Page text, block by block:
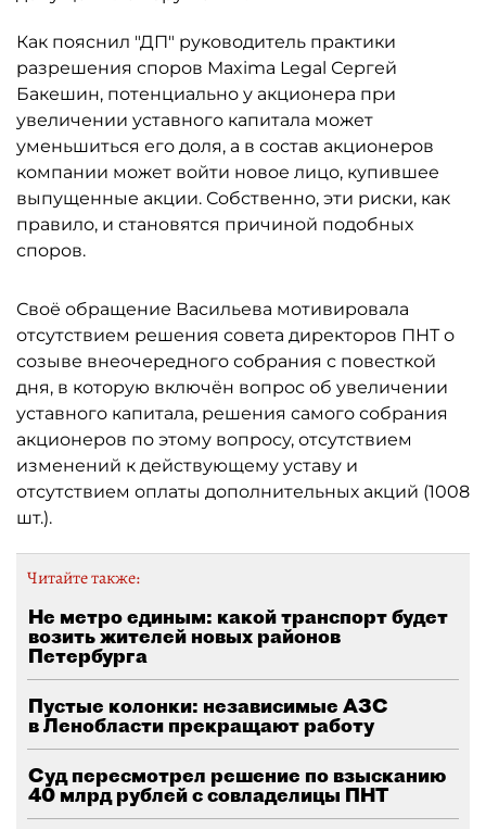
Как пояснил "ДП" руководитель практики
разрешения споров Maxima Legal Сергей
Бакешин, потенциально у акционера при
увеличении уставного капитала может
уменьшиться его доля, а в состав акционеров
компании может войти новое лицо, купившее
выпущенные акции. Собственно, эти риски, как
правило, и становятся причиной подобных
споров.
Своё обращение Васильева мотивировала
отсутствием решения совета директоров ПНТ о
созыве внеочередного собрания с повесткой
дня, в которую включён вопрос об увеличении
уставного капитала, решения самого собрания
акционеров по этому вопросу, отсутствием
изменений к действующему уставу и
отсутствием оплаты дополнительных акций (1008
шт.).
Читайте также:
Не метро единым: какой транспорт будет
возить жителей новых районов
Петербурга
Пустые колонки: независимые АЗС
в Ленобласти прекращают работу
Суд пересмотрел решение по взысканию
40 млрд рублей с совладелицы ПНТ